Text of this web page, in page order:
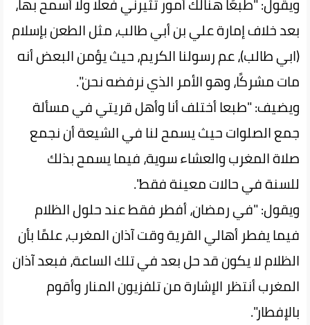
بعد خلاف إمارة علي بن أبي طالب، مثل الطعن بإسلام
(ابي طالب)، عم رسولنا الكريم، حيث يؤمن البعض أنه
مات مشركًا، وهو الأمر الذي نرفضه نحن".
ويضيف: "طبعا أختلف أنا وأهل قريتي في مسألة
جمع الصلوات حيث يسمح لنا في الشيعة أن نجمع
صلاة المغرب والعشاء سوية، فيما يسمح بذلك
للسنة في حالات معينة فقط".
ويقول: "في رمضان، أفطر فقط عند حلول الظلام
فيما يفطر أهالي القرية وقت آذان المغرب، علمًا بأن
الظلام لا يكون قد حل بعد في تلك الساعة، فبعد آذان
المغرب أنتظر الإشارة من تلفزيون المنار وأقوم
بالإفطار".